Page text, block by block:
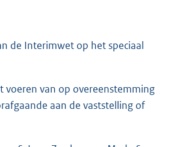
de Interimwet op het speciaal
voeren van op overeenstemming
aan de vaststelling of